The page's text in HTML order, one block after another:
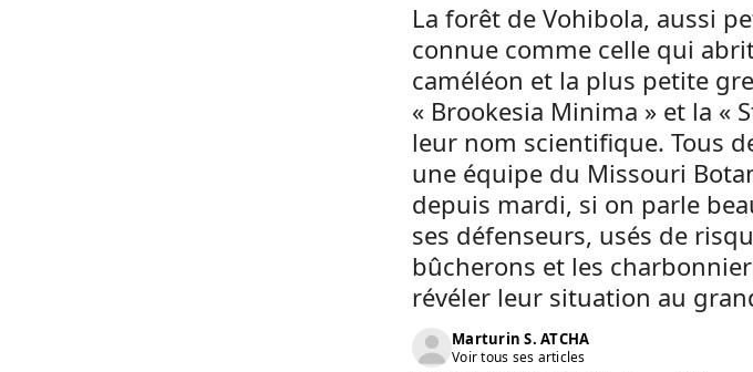
La forêt de Vohibola, aussi
connue comme celle qui
caméléon et la plus petite
« Brookesia Minima » et la «
leur nom scientifique. Tous
une équipe du Missouri
depuis mardi, si on parle
ses défenseurs, usés de
bûcherons et les
révéler leur situation au
Marturin S. ATCHA
Voir tous ses articles